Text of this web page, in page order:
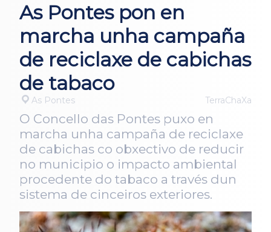
As Pontes pon en
marcha unha campaña
de reciclaxe de cabichas
de tabaco
As Pontes TerraChaXa
O Concello das Pontes puxo en
marcha unha campaña de reciclaxe
de cabichas co obxectivo de reducir
no municipio o impacto ambiental
procedente do tabaco a través dun
sistema de cinceiros exteriores.